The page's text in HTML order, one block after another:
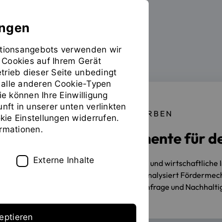
Sie
befinden
sich
auf
der
Seite
"Detailansicht"
Forschen
ERFOLGREICH EINGEWORBEN
Wirksame Instrumente für
25.06.2026 Wie können politische und
Das Forschungsprojekt IMA-GH2 analysiert
Zusammenspiel von Angebot, Nachfrage und
verwenden wir
auf Ihrem Gerät
dieser Seite unbedingt
anderen Cookie-Typen
können Ihre Einwilligung
in unserer unten verlinkten
Einstellungen widerrufen.
Externe Inhalte